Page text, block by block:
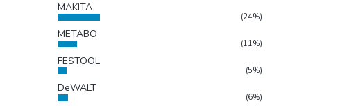
MAKITA
(24%)
METABO
(11%)
FESTOOL
(5%)
DeWALT
(6%)